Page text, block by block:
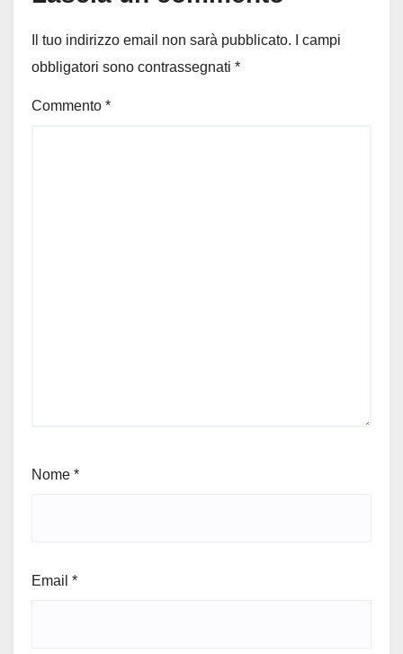
Il tuo indirizzo email non sarà pubblicato.
I campi
obbligatori sono contrassegnati *
Commento *
Nome *
Email *